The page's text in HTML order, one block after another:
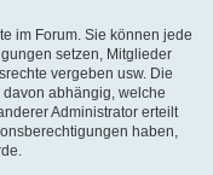
im Forum. Sie können jede
setzen, Mitglieder
vergeben usw. Die
abhängig, welche
Administrator erteilt
haben,